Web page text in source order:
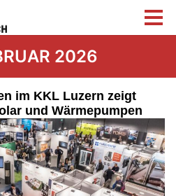
2026
im KKL Luzern zeigt
und Wärmepumpen